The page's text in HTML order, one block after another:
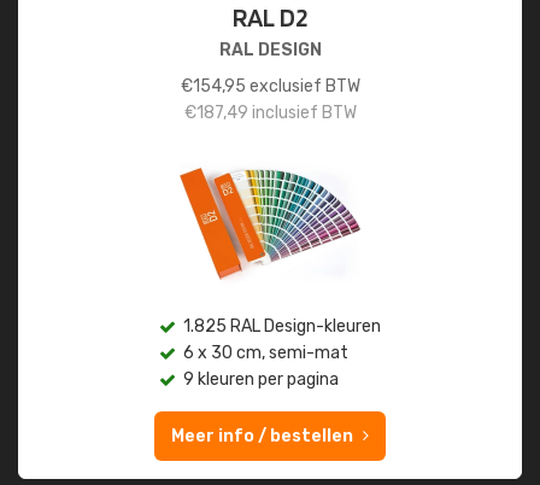
RAL D2
RAL DESIGN
€154,95 exclusief BTW
€187,49 inclusief BTW
1.825 RAL Design-kleuren
6 x 30 cm, semi-mat
9 kleuren per pagina
Meer info / bestellen